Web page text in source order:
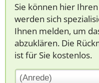
Sie können hier
werden sich
Ihnen melden, um
abzuklären. Die
ist für Sie kostenlos.
(Anrede)